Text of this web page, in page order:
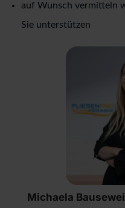
auf Wunsch vermitteln
Sie unterstützen
Michaela